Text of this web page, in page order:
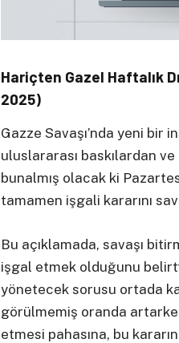
Hariçten Gazel Haftalık
2025)
Gazze Savaşı’nda yeni
uluslararası baskılardan
bunalmış olacak ki
tamamen işgali kararını
Bu açıklamada, savaşı
işgal etmek olduğunu
yönetecek sorusu ortada
görülmemiş oranda
etmesi pahasına, bu